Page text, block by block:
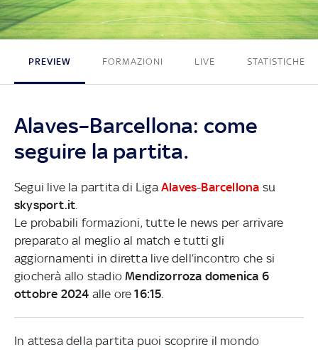
0 - 3
PREVIEW FORMAZIONI LIVE STATISTICHE
Alaves–Barcellona: come
seguire la partita.
Segui live la partita di Liga Alaves-Barcellona su
skysport.it
Le probabili formazioni, tutte le news per arrivare
preparato al meglio al match e tutti gli
aggiornamenti in diretta live dell’incontro che si
giocherà allo stadioMendizorroza domenica 6
ottobre 2024 alle ore16:15
In attesa della partita puoi scoprire il mondo